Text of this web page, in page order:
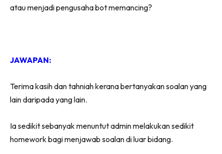
atau menjadi pengusaha bot memancing?
JAWAPAN:
Terima kasih dan tahniah kerana bertanyakan soalan yang
lain daripada yang lain.
Ia sedikit sebanyak menuntut admin melakukan sedikit
homework bagi menjawab soalan di luar bidang.